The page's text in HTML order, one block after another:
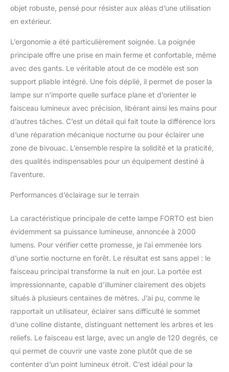
rechargeable peut être
opérations de recherche
et de sauvetage aux
activités de camping et
de plein air. Étanchéité
IPX7 et anti-chute de 3
pieds : ce projecteur de
bateau est étanche IPX7,
boîtier ABS haute
résistance avec une
silicone qui résiste aux
chutes jusqu'à 3 pieds.
dommage, résistante à la
idéale pour les aventures
en plein air. Support
réglable à 120 ° : avec un
support réglable à 120
degrés, ces lampes de
travail offrent une
polyvalence d'éclairage
ayez besoin d'un large
cache réflecteur ou
d'une précision de mise
au point. Fonction
accessoires : cette lampe
de poche LED peut servir
objet robuste, pensé pour résister aux aléas d’une utilisation
en extérieur.
L’ergonomie a été particulièrement soignée. La poignée
principale offre une prise en main ferme et confortable, même
avec des gants. Le véritable atout de ce modèle est son
support pliable intégré. Une fois déplié, il permet de poser la
lampe sur n’importe quelle surface plane et d’orienter le
faisceau lumineux avec précision, libérant ainsi les mains pour
d’autres tâches. C’est un détail qui fait toute la différence lors
d’une réparation mécanique nocturne ou pour éclairer une
zone de bivouac. L’ensemble respire la solidité et la praticité,
des qualités indispensables pour un équipement destiné à
l’aventure.
Performances d’éclairage sur le terrain
La caractéristique principale de cette lampe FORTO est bien
évidemment sa puissance lumineuse, annoncée à 2000
lumens. Pour vérifier cette promesse, je l’ai emmenée lors
d’une sortie nocturne en forêt. Le résultat est sans appel : le
faisceau principal transforme la nuit en jour. La portée est
impressionnante, capable d’illuminer clairement des objets
situés à plusieurs centaines de mètres. J’ai pu, comme le
rapportait un utilisateur, éclairer sans difficulté le sommet
d’une colline distante, distinguant nettement les arbres et les
reliefs. Le faisceau est large, avec un angle de 120 degrés, ce
qui permet de couvrir une vaste zone plutôt que de se
contenter d’un point lumineux étroit. C’est idéal pour la